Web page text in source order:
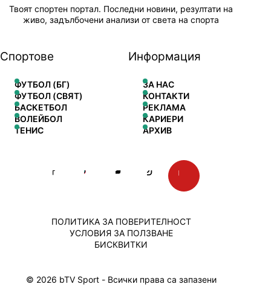
Твоят спортен портал. Последни новини, резултати на
живо, задълбочени анализи от света на спорта
Спортове
ФУТБОЛ (БГ)
ФУТБОЛ (СВЯТ)
БАСКЕТБОЛ
ВОЛЕЙБОЛ
ТЕНИС
Информация
ЗА НАС
КОНТАКТИ
РЕКЛАМА
КАРИЕРИ
АРХИВ
© 2026 bTV Sport - Всички права са запазени
ПОЛИТИКА ЗА ПОВЕРИТЕЛНОСТ
УСЛОВИЯ ЗА ПОЛЗВАНЕ
БИСКВИТКИ